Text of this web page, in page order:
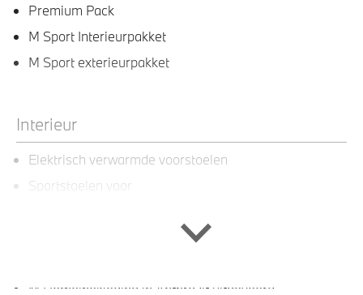
Premium Pack
M Sport Interieurpakket
M Sport exterieurpakket
Interieur
Elektrisch verwarmde voorstoelen
Sportstoelen voor
M Sportstuurwiel met leder bekleed
M Hemelbekleding in Anthrazit uitgevoerd